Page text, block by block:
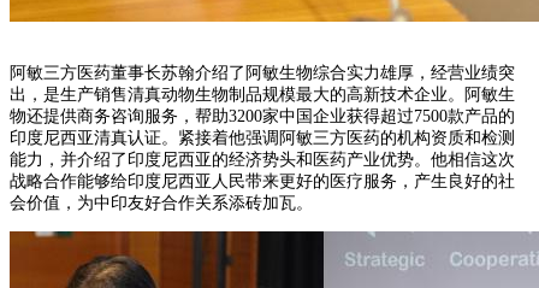
阿敏三方医药董事长苏翰介绍了阿敏生物综合实力雄厚，经营业绩突
出，是生产销售清真动物生物制品规模最大的高新技术企业。阿敏生
物还提供商务咨询服务，帮助3200家中国企业获得超过7500款产品的
印度尼西亚清真认证。紧接着他强调阿敏三方医药的机构资质和检测
能力，并介绍了印度尼西亚的经济势头和医药产业优势。他相信这次
战略合作能够给印度尼西亚人民带来更好的医疗服务，产生良好的社
会价值，为中印友好合作关系添砖加瓦。